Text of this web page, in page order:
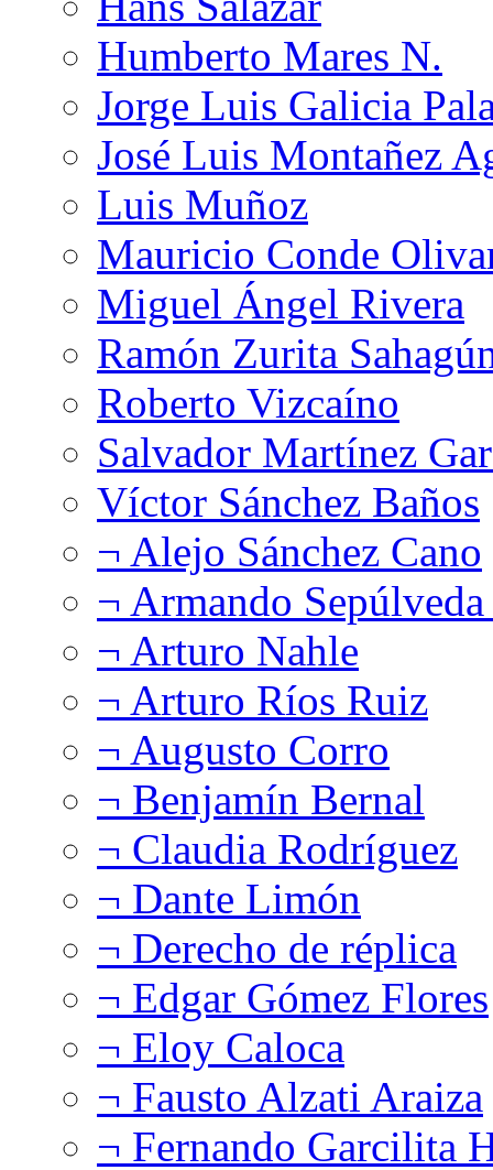
Humberto Mares N.
Jorge Luis Galicia
José Luis Montañez
Luis Muñoz
Mauricio Conde
Miguel Ángel Rivera
Ramón Zurita
Roberto Vizcaíno
Salvador Martínez
Víctor Sánchez Baños
¬ Alejo Sánchez Cano
¬ Armando
¬ Arturo Nahle
¬ Arturo Ríos Ruiz
¬ Augusto Corro
¬ Benjamín Bernal
¬ Claudia Rodríguez
¬ Dante Limón
¬ Derecho de réplica
¬ Edgar Gómez Flores
¬ Eloy Caloca
¬ Fausto Alzati Araiza
¬ Fernando Garcilita